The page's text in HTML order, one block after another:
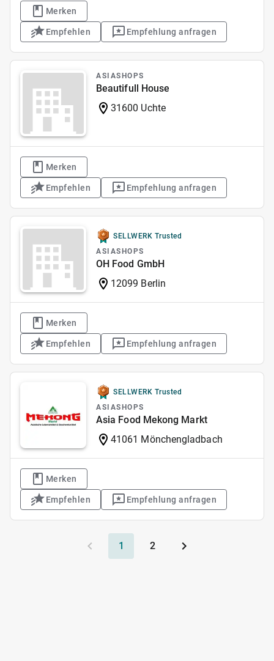
Merken
Empfehlen Empfehlung anfragen
ASIASHOPS
Beautifull House
31600 Uchte
Merken
Empfehlen Empfehlung anfragen
SELLWERK Trusted
ASIASHOPS
OH Food GmbH
12099 Berlin
Merken
Empfehlen Empfehlung anfragen
SELLWERK Trusted
ASIASHOPS
Asia Food Mekong Markt
41061 Mönchengladbach
Merken
Empfehlen Empfehlung anfragen
1 2